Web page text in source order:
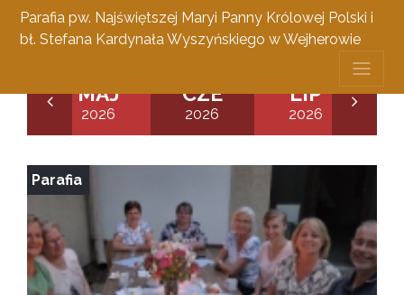
Parafia pw. Najświętszej Maryi Panny Królowej Polski i
bł. Stefana Kardynała Wyszyńskiego w Wejherowie
MAJ
2026
CZE
2026
LIP
2026
Parafia